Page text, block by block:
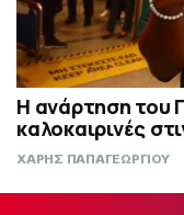
Η ανάρτηση του
καλοκαιρινές
ΧΑΡΗΣ ΠΑΠΑΓΕΩΡΓΙΟΥ